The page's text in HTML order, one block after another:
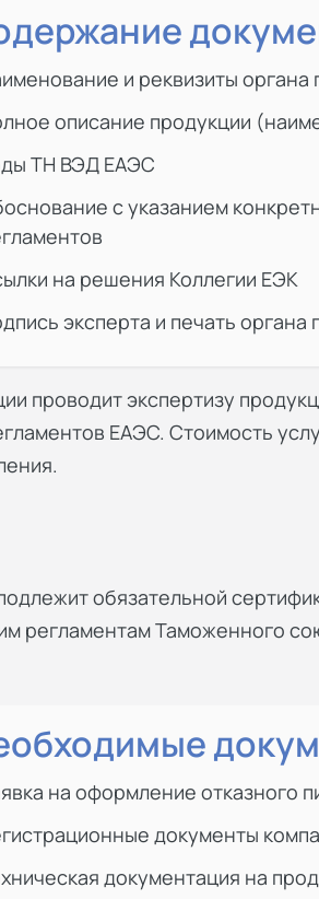
и реквизиты органа
описание продукции
ТН ВЭД ЕАЭС
с указанием
на решения Коллегии ЕЭК
эксперта и печать органа
проводит экспертизу
ЕАЭС. Стоимость
обязательной
регламентам Таможенного
на оформление отказного
документы
документация на